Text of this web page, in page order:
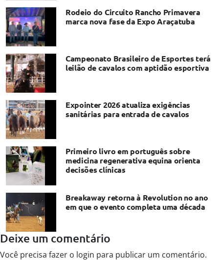
Rodeio do Circuito Rancho Primavera
marca nova fase da Expo Araçatuba
Campeonato Brasileiro de Esportes terá
leilão de cavalos com aptidão esportiva
Expointer 2026 atualiza exigências
sanitárias para entrada de cavalos
Primeiro livro em português sobre
medicina regenerativa equina orienta
decisões clínicas
Breakaway retorna à Revolution no ano
em que o evento completa uma década
Deixe um comentário
Você precisa fazer o login para publicar um comentário.